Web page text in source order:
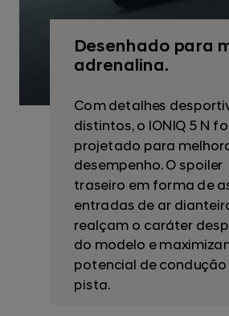
Desenhado para
adrenalina.
Com detalhes
distintos, o IONIQ 5 N
projetado para
desempenho. O spoiler
traseiro em forma de
entradas de ar
realçam o caráter
do modelo e
potencial de condução
pista.